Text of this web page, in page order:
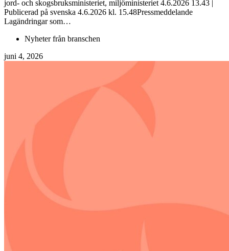
jord- och skogsbruksministeriet, miljöministeriet 4.6.2026 13.43 |
Publicerad på svenska 4.6.2026 kl. 15.48Pressmeddelande
Lagändringar som…
Nyheter från branschen
juni 4, 2026